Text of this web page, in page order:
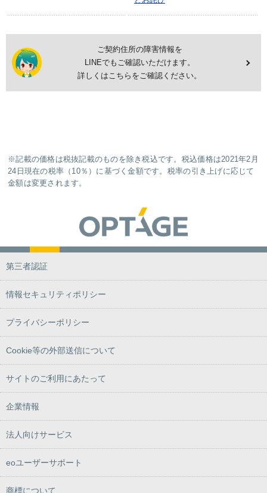
ご契約住所の障害情報を
LINEでもご確認いただけます。
詳しくはこちらをご確認ください。
※記載の価格は税抜記載のものを除き税込です。税込価格は2021年2月
24日現在の税率（10％）に基づく金額です。税率の引き上げに応じて
金額は変更されます。
第三者認証
情報セキュリティポリシー
プライバシーポリシー
Cookie等の外部送信について
サイトのご利用にあたって
企業情報
法人向けサービス
eoユーザーサポート
商標について